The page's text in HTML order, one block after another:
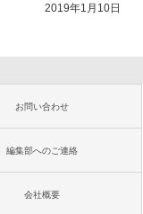
2019年1月10日
お問い合わせ
編集部へのご連絡
会社概要